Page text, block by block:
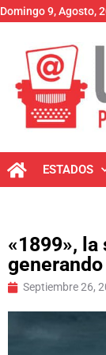
Domingo 9, Agosto,
ESTADOS
«1899»,
Septiembre 26,